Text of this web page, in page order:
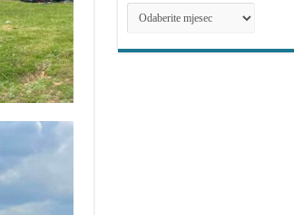
ARHIVA
NOVOSTI